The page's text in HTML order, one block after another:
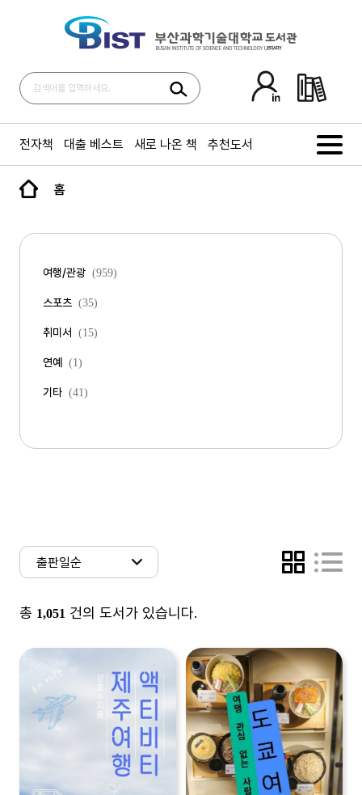
전자책 대출 베스트 새로 나온 책 추천도서
홈
여행/관광 (959)
스포츠 (35)
취미서 (15)
연예 (1)
기타 (41)
총 1,051 건의 도서가 있습니다.